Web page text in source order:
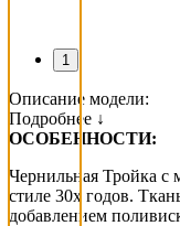
1
Описание модели:
Подробнее ↓
ОСОБЕННОСТИ:
Чернильная Тройка с
стиле 30х годов.
добавлением